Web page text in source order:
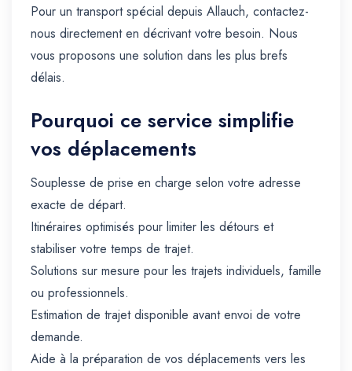
Pour un transport spécial depuis Allauch, contactez-
nous directement en décrivant votre besoin. Nous
vous proposons une solution dans les plus brefs
délais.
Pourquoi ce service simplifie
vos déplacements
Souplesse de prise en charge selon votre adresse
exacte de départ.
Itinéraires optimisés pour limiter les détours et
stabiliser votre temps de trajet.
Solutions sur mesure pour les trajets individuels, famille
ou professionnels.
Estimation de trajet disponible avant envoi de votre
demande.
Aide à la préparation de vos déplacements vers les